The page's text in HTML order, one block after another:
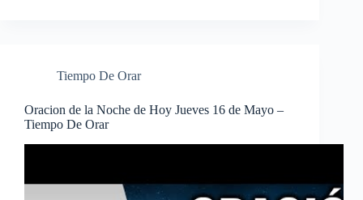
Tiempo De Orar
Oracion de la Noche de Hoy Jueves 16 de Mayo –
Tiempo De Orar